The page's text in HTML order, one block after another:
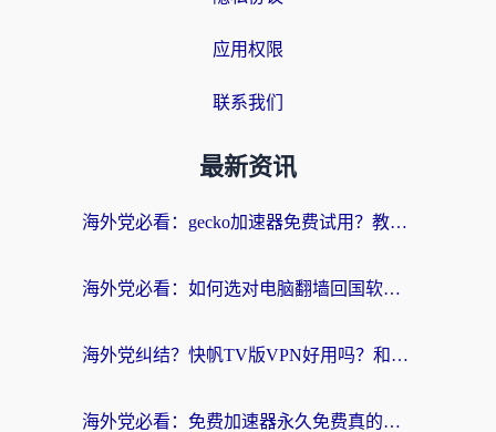
应用权限
联系我们
最新资讯
海外党必看：gecko加速器免费试用？教你选对回国加速器，无缝刷国内剧玩游戏
海外党必看：如何选对电脑翻墙回国软件，轻松解锁国内资源？
海外党纠结？快帆TV版VPN好用吗？和扇贝手游VPN对比哪个回国效果更好？
海外党必看：免费加速器永久免费真的存在吗？教你选对回国加速器无缝刷国内资源